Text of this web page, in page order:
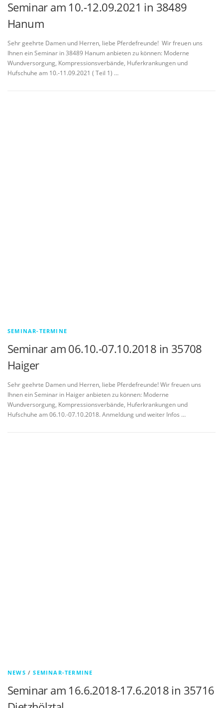
Seminar am 10.-12.09.2021 in 38489
Hanum
Sehr geehrte Damen und Herren, liebe Pferdefreunde! Wir freuen uns
Ihnen ein Seminar in 38489 Hanum anbieten zu können: Moderne
Wundversorgung, Kompressionsverbände, Huferkrankungen und
Hufschuhe am 10.-11.09.2021 ( Teil 1) …
SEMINAR-TERMINE
Seminar am 06.10.-07.10.2018 in 35708
Haiger
Sehr geehrte Damen und Herren, liebe Pferdefreunde! Wir freuen uns
Ihnen ein Seminar in Haiger anbieten zu können: Moderne
Wundversorgung, Kompressionsverbände, Huferkrankungen und
Hufschuhe am 06.10.-07.10.2018. Anmeldung und weiter Infos …
NEWS /SEMINAR-TERMINE
Seminar am 16.6.2018-17.6.2018 in 35716